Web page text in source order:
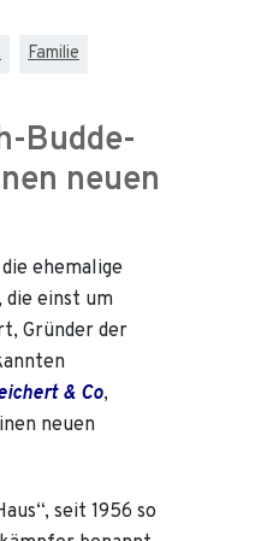
Familie
Budde-
neuen
ehemalige
die einst um
Gründer der
& Co,
neuen
seit 1956 so